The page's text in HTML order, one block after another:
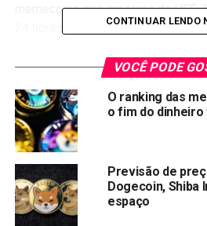
memecoins gira em torno de US$
24 horas — uma cifra que
, terceiro maior do
negociado atualmente porUS$
recentes quedas, ainda acumula
E os números impressionam ainda
observamos o desempenho nos
segundo
a Coingecko, oPepe
valorização de 12.786,9%. Nada
criptomoeda que começou como
CONTINUAR LENDO
VOCÊ PODE
O ranking das
o fim do dinheiro
Previsão de
Dogecoin, Shiba
espaço